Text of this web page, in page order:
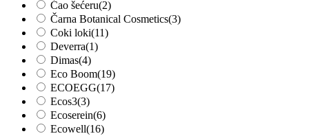
Ćao šećeru(2)
Čarna Botanical Cosmetics(3)
Coki loki(11)
Deverra(1)
Dimas(4)
Eco Boom(19)
ECOEGG(17)
Ecos3(3)
Ecoserein(6)
Ecowell(16)